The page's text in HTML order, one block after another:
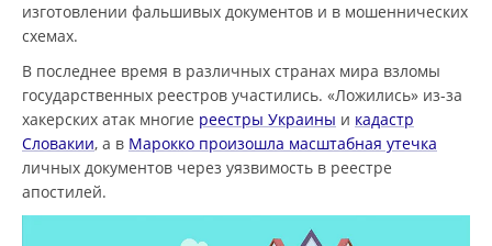
изготовлении фальшивых документов и в мошеннических
схемах.
В последнее время в различных странах мира взломы
государственных реестров участились. «Ложились» из-за
хакерских атак многие реестры Украины и кадастр
Словакии, а в Марокко произошла масштабная утечка
личных документов через уязвимость в реестре
апостилей.